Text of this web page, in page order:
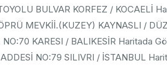
BULVAR KORFEZ / KOCAELİ
MEVKİİ.(KUZEY) KAYNASLI /
KARESI / BALIKESİR Haritada
NO:79 SILIVRI / İSTANBUL